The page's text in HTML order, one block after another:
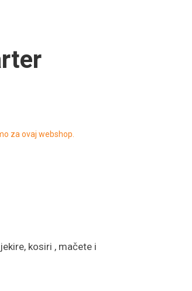
za ovaj webshop.
kosiri , mačete i